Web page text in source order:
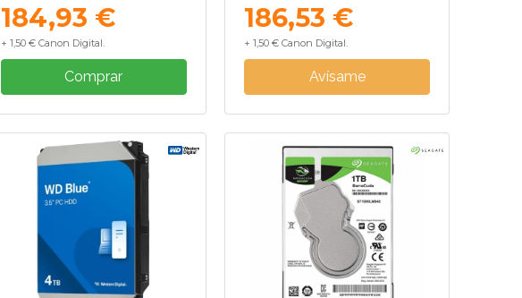
184,93 €
+ 1,50 € Canon Digital.
Comprar
186,53 €
+ 1,50 € Canon Digital.
Avísame